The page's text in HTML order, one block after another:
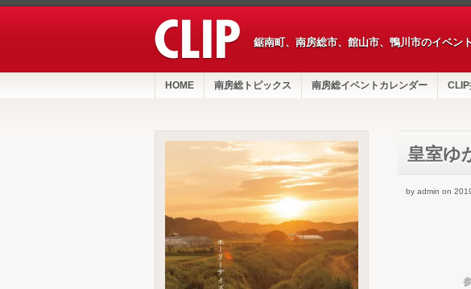
鋸南町、南房総市、館山市、鴨川市のイベン
HOME 南房総トピックス 南房総イベントカレンダー
皇室ゆ
by admin on